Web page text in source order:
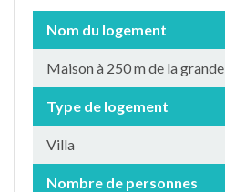
Nom du logement
Maison à 250 m de la
Type de logement
Villa
Nombre de personnes